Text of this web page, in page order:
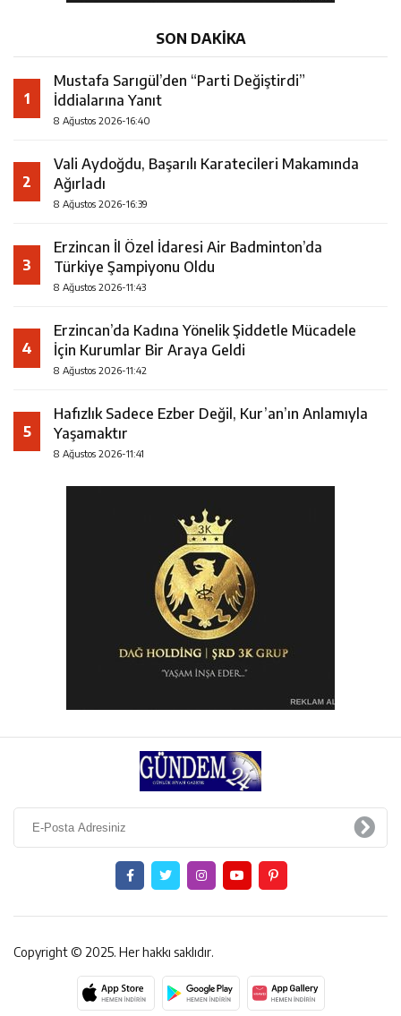
SON DAKİKA
1
Mustafa Sarıgül’den “Parti Değiştirdi”
İddialarına Yanıt
8 Ağustos 2026-16:40
2
Vali Aydoğdu, Başarılı Karatecileri Makamında
Ağırladı
8 Ağustos 2026-16:39
3
Erzincan İl Özel İdaresi Air Badminton’da
Türkiye Şampiyonu Oldu
8 Ağustos 2026-11:43
4
Erzincan’da Kadına Yönelik Şiddetle Mücadele
İçin Kurumlar Bir Araya Geldi
8 Ağustos 2026-11:42
5
Hafızlık Sadece Ezber Değil, Kur’an’ın Anlamıyla
Yaşamaktır
8 Ağustos 2026-11:41
Copyright © 2025. Her hakkı saklıdır.